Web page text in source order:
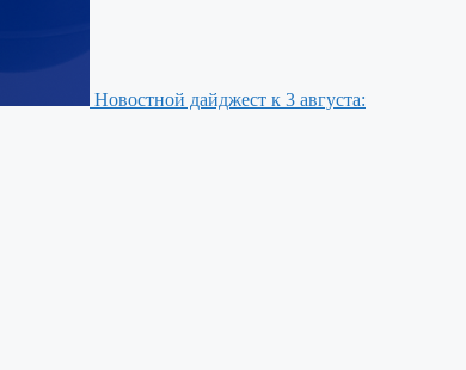
Новостной дайджест к 3 августа: